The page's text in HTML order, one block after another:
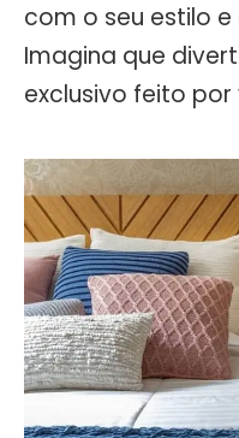
com o seu estilo
Imagina que
exclusivo feito por